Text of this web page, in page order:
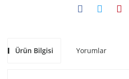
Ürün Bilgisi Yorumlar